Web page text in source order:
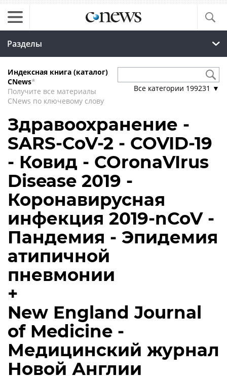
Разделы
Индексная книга (каталог)
CNews*
Получите все материалы
CNews по ключевому слову
Все категории 199231 ▼
Здравоохранение -
SARS-CoV-2 - COVID-19
- Ковид - COronaVIrus
Disease 2019 -
Коронавирусная
инфекция 2019-nCoV -
Пандемия - Эпидемия
атипичной
пневмонии
+
New England Journal
of Medicine -
Медицинский журнал
Новой Англии